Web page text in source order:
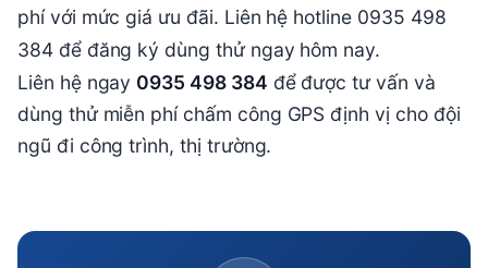
phí với mức giá ưu đãi. Liên hệ hotline 0935 498
384 để đăng ký dùng thử ngay hôm nay.
Liên hệ ngay 0935 498 384 để được tư vấn và
dùng thử miễn phí chấm công GPS định vị cho đội
ngũ đi công trình, thị trường.